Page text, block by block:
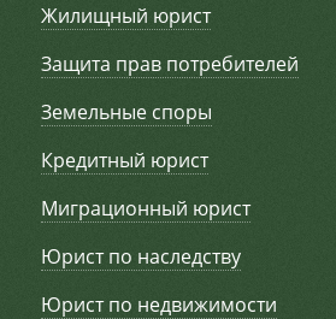
Жилищный юрист
Защита прав потребителей
Земельные споры
Кредитный юрист
Миграционный юрист
Юрист по наследству
Юрист по недвижимости